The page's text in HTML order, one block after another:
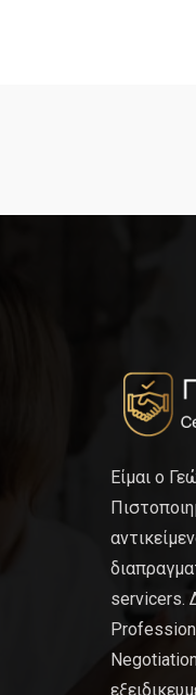
Είμαι ο
servicers.